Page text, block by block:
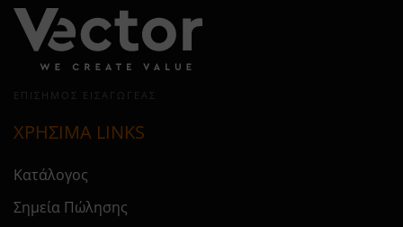
ΕΠΊΣΗΜΟΣ ΕΙΣΑΓΩΓΈΑΣ
ΧΡΗΣΙΜΑ LINKS
Κατάλογος
Σημεία Πώλησης